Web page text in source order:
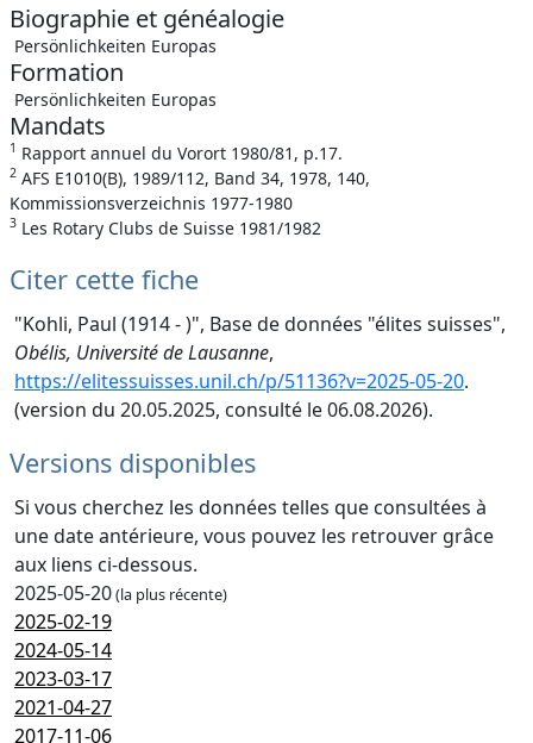
Biographie et généalogie
Persönlichkeiten Europas
Formation
Persönlichkeiten Europas
Mandats
1 Rapport annuel du Vorort 1980/81, p.17.
2 AFS E1010(B), 1989/112, Band 34, 1978, 140,
Kommissionsverzeichnis 1977-1980
3 Les Rotary Clubs de Suisse 1981/1982
Citer cette fiche
"Kohli, Paul (1914 - )", Base de données "élites suisses",
Obélis, Université de Lausanne,
https://elitessuisses.unil.ch/p/51136?v=2025-05-20.
(version du 20.05.2025, consulté le 06.08.2026).
Versions disponibles
Si vous cherchez les données telles que consultées à
une date antérieure, vous pouvez les retrouver grâce
aux liens ci-dessous.
2025-05-20(la plus récente)
2025-02-19
2024-05-14
2023-03-17
2021-04-27
2017-11-06